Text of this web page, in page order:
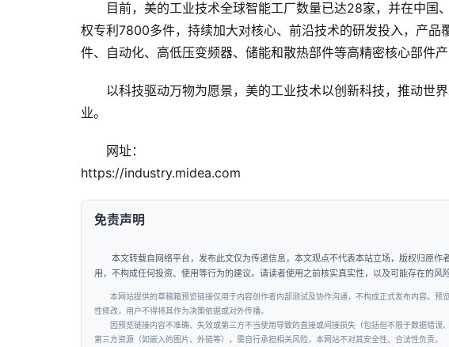
目前，美的工业技术全球智能工厂数量已达28家，并在中国
权专利7800多件，持续加大对核心、前沿技术的研发投入，产品
件、自动化、高低压变频器、储能和散热部件等高精密核心部件产
以科技驱动万物为愿景，美的工业技术以创新科技，推动世
业。
网址：
https://industry.midea.com
免责声明
本文转载自网络平台，发布此文仅为传递信息，本文观点不代表本站立场，版权归原
用，不构成任何投资、使用等行为的建议。请读者使用之前核实真实性，以及可能存在的风
本网站提供的草稿箱预览链接仅用于内容创作者内部测试及协作沟通，不构成正式发布内容。
性修改，用户不得将其作为决策依据或对外传播。
因预览链接内容不准确、失效或第三方不当使用导致的直接或间接损失（包括但不限于数据错
第三方资源（如嵌入的图片、外链等），需自行承担相关风险，本网站不对其安全性、合法性负责。